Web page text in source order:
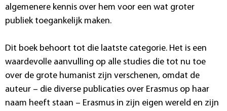
algemenere kennis over hem voor een wat groter
publiek toegankelijk maken.
Dit boek behoort tot die laatste categorie. Het is een
waardevolle aanvulling op alle studies die tot nu toe
over de grote humanist zijn verschenen, omdat de
auteur – die diverse publicaties over Erasmus op haar
naam heeft staan – Erasmus in zijn eigen wereld en zijn